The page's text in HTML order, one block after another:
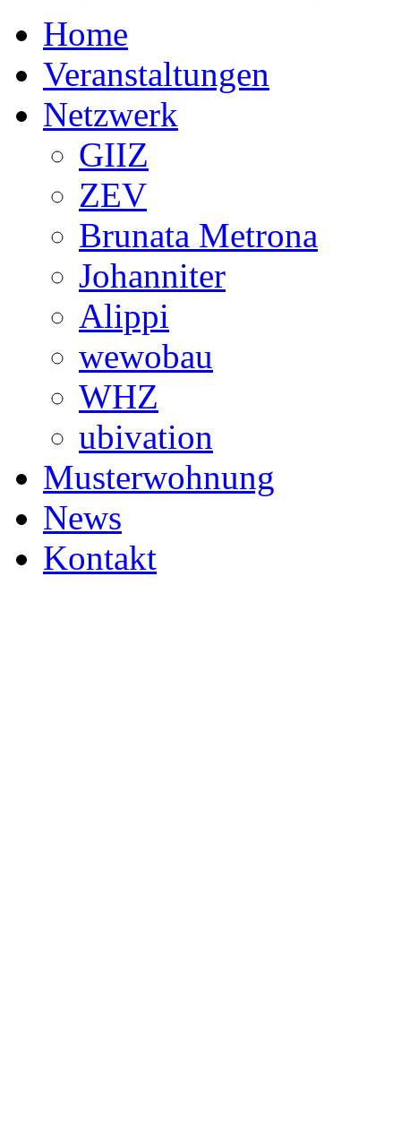
Home
Veranstaltungen
Netzwerk
GIIZ
ZEV
Brunata Metrona
Johanniter
Alippi
wewobau
WHZ
ubivation
Musterwohnung
News
Kontakt